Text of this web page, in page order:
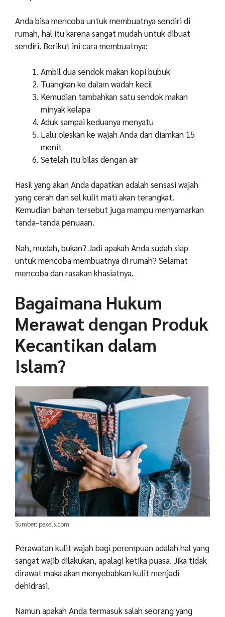
Anda bisa mencoba untuk membuatnya sendiri di
rumah, hal itu karena sangat mudah untuk dibuat
sendiri. Berikut ini cara membuatnya:
Ambil dua sendok makan kopi bubuk
Tuangkan ke dalam wadah kecil
Kemudian tambahkan satu sendok makan
minyak kelapa
Aduk sampai keduanya menyatu
Lalu oleskan ke wajah Anda dan diamkan 15
menit
Setelah itu bilas dengan air
Hasil yang akan Anda dapatkan adalah sensasi wajah
yang cerah dan sel kulit mati akan terangkat.
Kemudian bahan tersebut juga mampu menyamarkan
tanda-tanda penuaan.
Nah, mudah, bukan? Jadi apakah Anda sudah siap
untuk mencoba membuatnya di rumah? Selamat
mencoba dan rasakan khasiatnya.
Bagaimana Hukum
Merawat dengan Produk
Kecantikan dalam
Islam?
Sumber: pexels.com
Perawatan kulit wajah bagi perempuan adalah hal yang
sangat wajib dilakukan, apalagi ketika puasa. Jika tidak
dirawat maka akan menyebabkan kulit menjadi
dehidrasi.
Namun apakah Anda termasuk salah seorang yang